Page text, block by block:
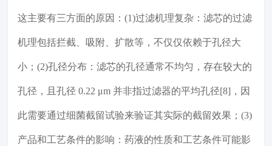
这主要有三方面的原因：(1)过滤机理复杂：滤芯的过滤
机理包括拦截、吸附、扩散等，不仅仅依赖于孔径大
小；(2)孔径分布：滤芯的孔径通常不均匀，存在较大的
孔径，且孔径 0.22 μm 并非指过滤器的平均孔径[8]，因
此需要通过细菌截留试验来验证其实际的截留效果；(3)
产品和工艺条件的影响：药液的性质和工艺条件可能影